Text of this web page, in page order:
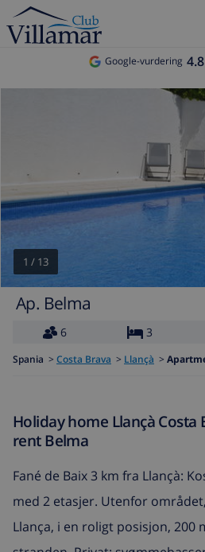
Google-vurdering 4.8
1 / 13
Ap. Belma
6
3
Spania > Costa Brava > Llançà >
Holiday home Llançà Costa
rent Belma
Fané de Baix 3 km fra Llançà:
med 2 etasjer. Utenfor
Llança, i en roligt posisjon, 200